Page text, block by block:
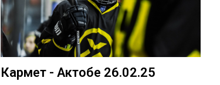
Кармет - Актобе 26.02.25